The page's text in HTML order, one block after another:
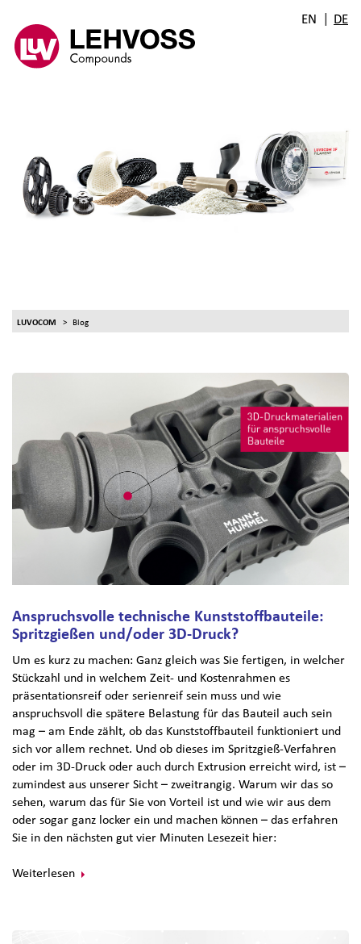
EN | DE
LUVOCOM Blog
Anspruchsvolle technische Kunststoffbauteile:
Spritzgießen und/oder 3D-Druck?
Um es kurz zu machen: Ganz gleich was Sie fertigen, in welcher
Stückzahl und in welchem Zeit- und Kostenrahmen es
präsentationsreif oder serienreif sein muss und wie
anspruchsvoll die spätere Belastung für das Bauteil auch sein
mag – am Ende zählt, ob das Kunststoffbauteil funktioniert und
sich vor allem rechnet. Und ob dieses im Spritzgieß-Verfahren
oder im 3D-Druck oder auch durch Extrusion erreicht wird, ist –
zumindest aus unserer Sicht – zweitrangig. Warum wir das so
sehen, warum das für Sie von Vorteil ist und wie wir aus dem
oder sogar ganz locker ein und machen können – das erfahren
Sie in den nächsten gut vier Minuten Lesezeit hier:
Weiterlesen